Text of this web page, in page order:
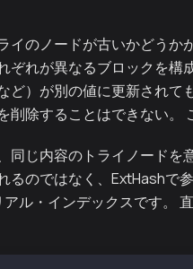
イのノードが古いかどう
ぞれが異なるブロックを構
ど）が別の値に更新され
削除することはできない。
同じ内容のトライノードを
るのではなく、ExtHashで
ル・インデックスです。